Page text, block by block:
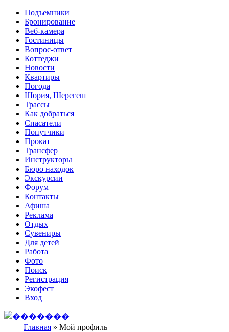
Перейти к основному содержанию
Подъемники
Бронирование
Веб-камера
Гостиницы
Вопрос-ответ
Коттеджи
Новости
Квартиры
Погода
Шория, Шерегеш
Трассы
Как добраться
Спасатели
Попутчики
Прокат
Трансфер
Инструкторы
Бюро находок
Экскурсии
Форум
Контакты
Афиша
Реклама
Отдых
Сувениры
Для детей
Работа
Фото
Поиск
Регистрация
Экофест
Вход
Главная » Мой профиль